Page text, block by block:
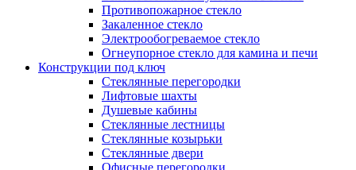
Противопожарное стекло
Закаленное стекло
Электрообогреваемое стекло
Огнеупорное стекло для камина и печи
Конструкции под ключ
Стеклянные перегородки
Лифтовые шахты
Душевые кабины
Cтеклянные лестницы
Cтеклянные козырьки
Cтеклянные двери
Офисные перегородки